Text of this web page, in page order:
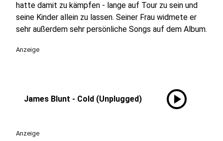
hatte damit zu kämpfen - lange auf Tour zu sein und
seine Kinder allein zu lassen. Seiner Frau widmete er
sehr außerdem sehr persönliche Songs auf dem Album.
Anzeige
James Blunt - Cold (Unplugged) play_circle
Anzeige